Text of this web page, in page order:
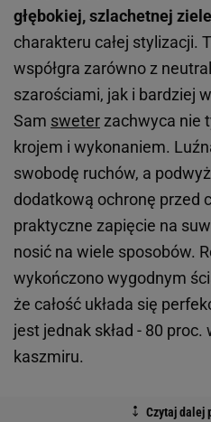
głębokiej, szlachetnej
charakteru całej stylizacji.
współgra zarówno z
szarościami, jak i bardziej
Sam sweter zachwyca nie
krojem i wykonaniem.
swobodę ruchów, a
dodatkową ochronę przed
praktyczne zapięcie na
nosić na wiele sposobów.
wykończono wygodnym
że całość układa się
jest jednak skład - 80 proc.
kaszmiru.